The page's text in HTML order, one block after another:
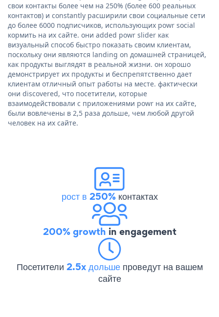
свои контакты более чем на 250% (более 600 реальных
контактов) и constantly расширили свои социальные сети
до более 6000 подписчиков, использующих powr social
кормить на их сайте. они added powr slider как
визуальный способ быстро показать своим клиентам,
поскольку они являются landing on домашней страницей,
как продукты выглядят в реальной жизни. он хорошо
демонстрирует их продукты и беспрепятственно дает
клиентам отличный опыт работы на месте. фактически
они discovered, что посетители, которые
взаимодействовали с приложениями powr на их сайте,
были вовлечены в 2,5 раза дольше, чем любой другой
человек на их сайте.
рост в 250%контактах
200% growth in engagement
Посетители 2.5x дольше проведут на вашем
сайте